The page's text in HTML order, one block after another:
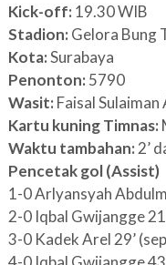
Kick-off: 19.30 WIB
Stadion: Gelora Bung
Kota:Surabaya
Penonton: 5790
Wasit: Faisal
Kartu kuning Timnas:
Waktu tambahan: 2’
Pencetak gol (Assist)
1-0 Arlyansyah
2-0 Iqbal Gwijangge
3-0 Kadek Arel 29’